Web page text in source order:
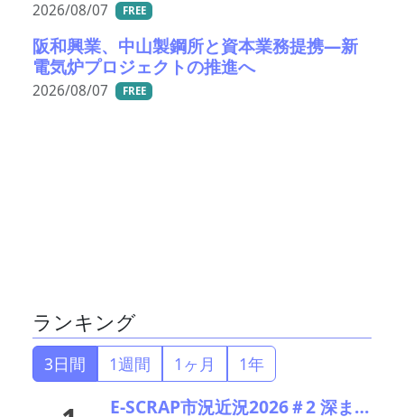
2026/08/07 FREE
阪和興業、中山製鋼所と資本業務提携―新
電気炉プロジェクトの推進へ
2026/08/07 FREE
ランキング
3日間 1週間 1ヶ月 1年
E-SCRAP市況近況2026＃2 深まりゆくそれぞれの秋景色!?――ＪＸ金属、三菱マテリアルのいま